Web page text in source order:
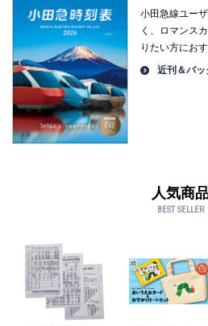
小田急線ユー
く、ロマンス
りたい方にお
近刊＆バ
人気商
BEST SELLER